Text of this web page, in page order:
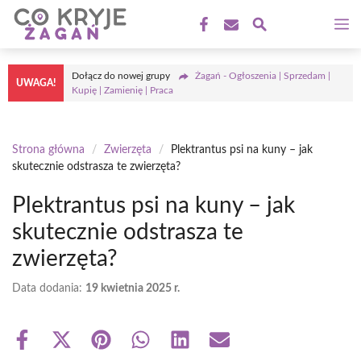
Przejdź
treści
UWAGA!
Dołącz do nowej grupy
Żagań - Ogłoszenia | Sprzedam |
Kupię | Zamienię | Praca
Strona główna / Zwierzęta /
Plektrantus psi na kuny – jak
skutecznie odstrasza te zwierzęta?
Plektrantus psi na kuny – jak
skutecznie odstrasza te
zwierzęta?
Data dodania: 19 kwietnia 2025 r.
Share
Share Share Share Share Share